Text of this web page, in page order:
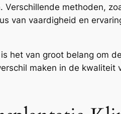
methoden,
van vaardigheid en
het van groot belang om de
maken in de kwaliteit